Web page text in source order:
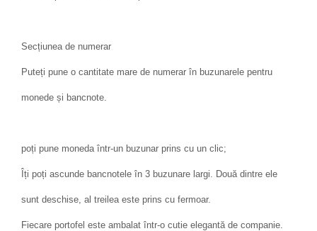
Secțiunea de numerar
Puteți pune o cantitate mare de numerar în buzunarele pentru
monede și bancnote.
poți pune moneda într-un buzunar prins cu un clic;
Îți poți ascunde bancnotele în 3 buzunare largi. Două dintre ele
sunt deschise, al treilea este prins cu fermoar.
Fiecare portofel este ambalat într-o cutie elegantă de companie.